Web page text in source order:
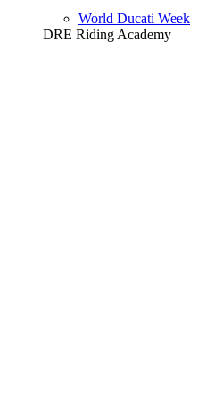
World Ducati Week
DRE Riding Academy